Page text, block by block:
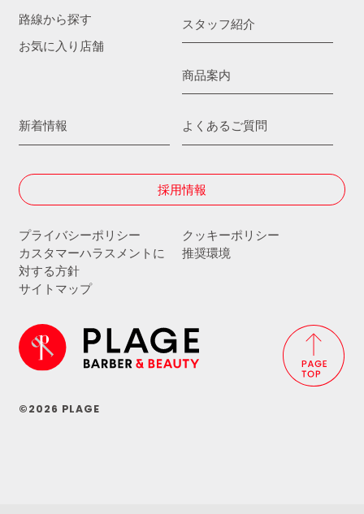
路線から探す
お気に入り店舗
スタッフ紹介
商品案内
新着情報 よくあるご質問
採用情報
プライバシーポリシー
クッキーポリシー
カスタマーハラスメントに
対する方針
推奨環境
サイトマップ
©2026 PLAGE